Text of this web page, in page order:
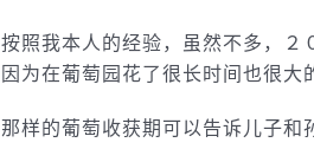
按照我本人的经验，虽然不多，２
因为在葡萄园花了很长时间也很大
那样的葡萄收获期可以告诉儿子